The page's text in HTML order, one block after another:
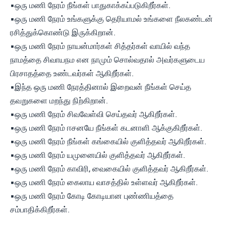
▪ஒரு மணி நேரம் நீங்கள் பாதுகாக்கப்படுகிறீர்கள்.
▪ஒரு மணி நேரம் உங்களுக்கு தெரியாமல் உங்களை நீலகண்டன்
ரசித்துக்கொண்டு இருக்கிறான்.
▪ஒரு மணி நேரம் நாயன்மார்கள் சித்தர்கள் வாயில் வந்த
நாமத்தை சிவாயநம என நாமும் சொல்வதால் அவர்களுடைய
பிரசாதத்தை உண்டவர்கள் ஆகிறீர்கள்.
▪இந்த ஒரு மணி நேரத்தினால் இறைவன் நீங்கள் செய்த
தவறுகளை மறந்து நிற்கிறான்.
▪ஒரு மணி நேரம் சிவவேள்வி செய்தவர் ஆகிறீர்கள்.
▪ஒரு மணி நேரம் ஈசனயே நீங்கள் கடனாளி ஆக்குகிறீர்கள்.
▪ஒரு மணி நேரம் நீங்கள் கங்கையில் குளித்தவர் ஆகிறீர்கள்.
▪ஒரு மணி நேரம் யமுனையில் குளித்தவர் ஆகிறீர்கள்.
▪ஒரு மணி நேரம் காவிரி, வைகையில் குளித்தவர் ஆகிறீர்கள்.
▪ஒரு மணி நேரம் கைலாய வாசத்தில் உள்ளவர் ஆகிறீர்கள்.
▪ஒரு மணி நேரம் கோடி கோடியான புண்ணியத்தை
சம்பாதிக்கிறீர்கள்.